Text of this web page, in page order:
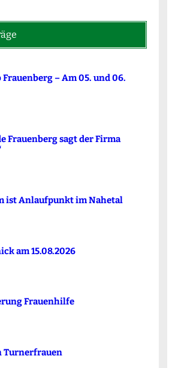
– Am 05. und 06.
Frauenberg sagt der Firma
ist Anlaufpunkt im Nahetal
am 15.08.2026
Frauenhilfe
Turnerfrauen